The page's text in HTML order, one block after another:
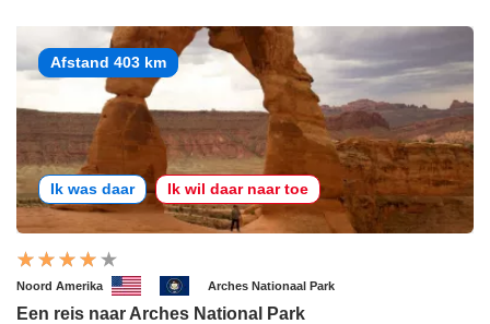
Afstand 403 km
Ik was daar Ik wil daar naar toe
Noord Amerika Arches Nationaal Park
Een reis naar Arches National Park